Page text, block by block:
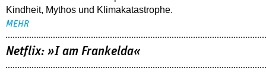
Kindheit, Mythos und Klimakatastrophe.
MEHR
Netflix: »I am Frankelda«